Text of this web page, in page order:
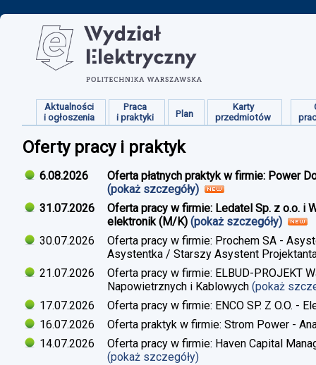
Aktualności
i ogłoszenia
Praca
i praktyki
Plan
Karty
przedmiotów
Oferty pracy i praktyk
6.08.2026
Oferta płatnych praktyk w firmie: Power
(pokaż szczegóły)
31.07.2026
Oferta pracy w firmie: Ledatel Sp. z o.o. i
elektronik (M/K) (pokaż szczegóły)
30.07.2026
Oferta pracy w firmie: Prochem SA -
Asystentka / Starszy Asystent
21.07.2026
Oferta pracy w firmie: ELBUD-PROJEKT
Napowietrznych i Kablowych (pokaż
17.07.2026
Oferta pracy w firmie: ENCO SP. Z O.O. -
16.07.2026
Oferta praktyk w firmie: Strom Power -
14.07.2026
Oferta pracy w firmie: Haven Capital
(pokaż szczegóły)